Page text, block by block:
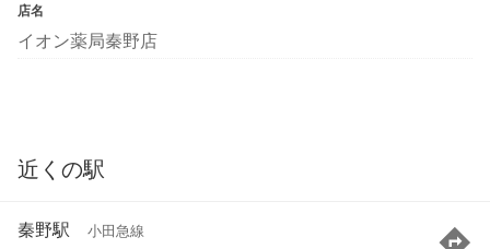
店名
イオン薬局秦野店
近くの駅
秦野駅 小田急線